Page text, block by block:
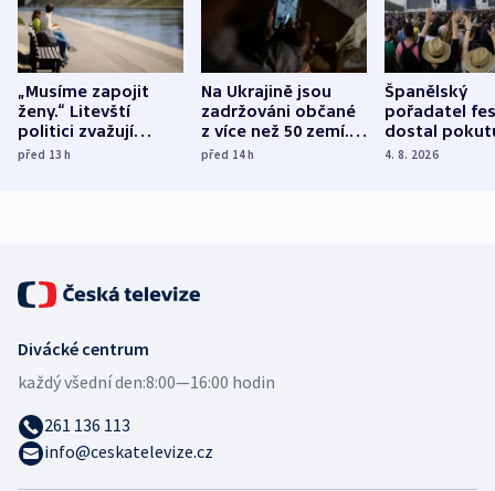
„Musíme zapojit
ženy.“ Litevští
politici zvažují
dohodu o
před 13h
Na Ukrajině jsou
zadržováni občané
z více než 50 zemí.
Bojovali na straně
před 14h
Španělský
pořadatel
dostal
nekalé
4. 8. 2026
Divácké centrum
každý všední den:8:00—16:00 hodin
261 136 113
info@ceskatelevize.cz